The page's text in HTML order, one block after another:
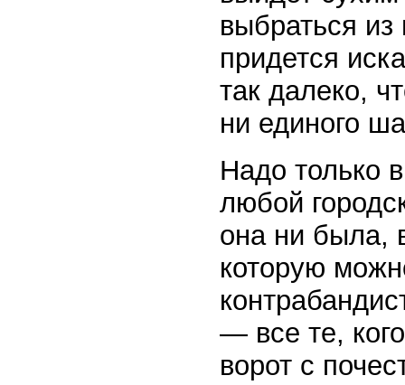
выбраться
придется
так далеко,
ни единого
Надо только
любой
она ни была,
которую
— все те,
ворот с